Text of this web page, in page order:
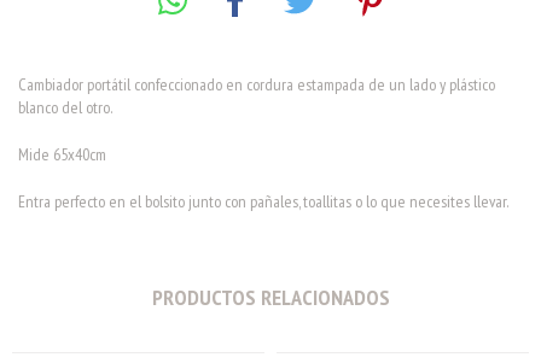
Cambiador portátil confeccionado en cordura estampada de un lado y plástico
blanco del otro.
Mide 65x40cm
Entra perfecto en el bolsito junto con pañales, toallitas o lo que necesites llevar.
PRODUCTOS RELACIONADOS